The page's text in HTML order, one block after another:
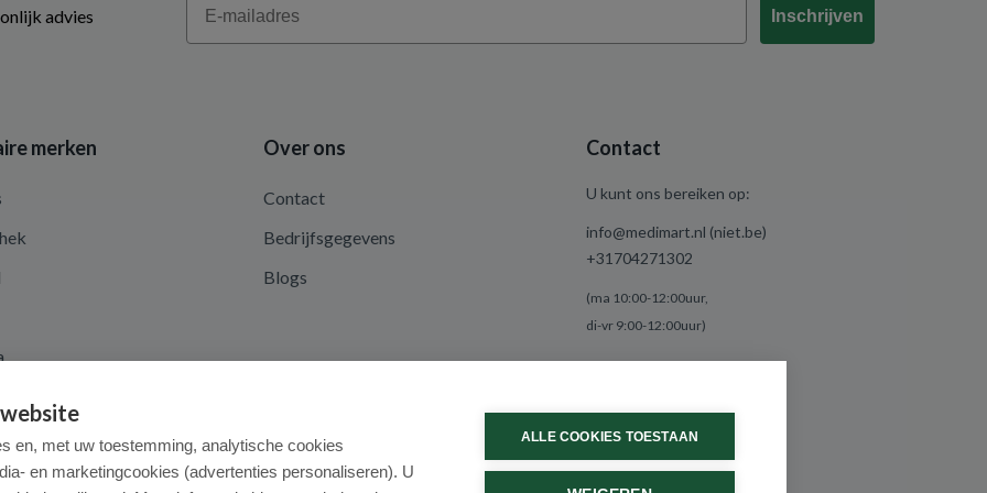
advies
Inschrijven
merken Over ons
Contact
Bedrijfsgegevens
Blogs
Contact
U kunt ons bereiken op:
info@medimart.nl (niet.be)
+31704271302
(ma 10:00-12:00uur,
di-vr 9:00-12:00uur)
en, met uw toestemming, analytische cookies
en marketingcookies (advertenties personaliseren). U
ALLE COOKIES TOESTAAN